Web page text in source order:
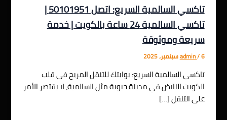
تاكسي السالمية السريع: اتصل 50101951 |
تاكسي السالمية 24 ساعة بالكويت | خدمة
سريعة وموثوقة
admin/6 سبتمبر، 2025
تاكسي السالمية السريع: بوابتك للتنقل المريح في قلب
الكويت النابض في مدينة حيوية مثل السالمية، لا يقتصر الأمر
على التنقل […]